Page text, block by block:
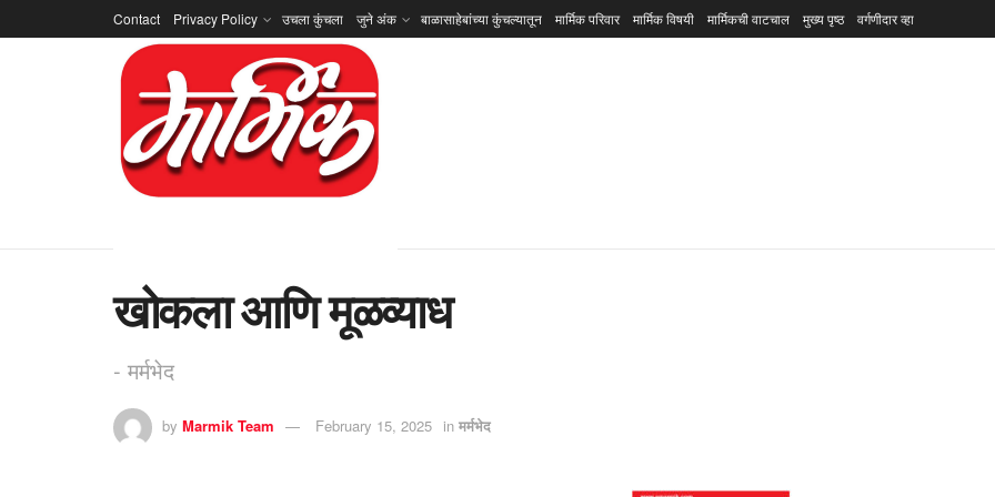
Contact Privacy Policy उचला कुंचला जुने अंक बाळासाहेबांच्या कुंचल्यातून मार्मिक परिवार मार्मिक विषयी मार्मिकची वाटचाल मुख्य पृष्ठ वर्गणीदार व्हा
खोकला आणि मूळव्याध
- मर्मभेद
by Marmik Team February 15, 2025 in मर्मभेद